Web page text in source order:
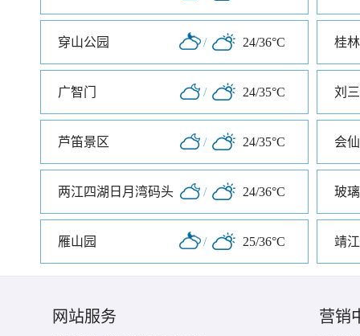
穿山公园 / 24/36°C 桂
广智门 / 24/35°C 刘
芦笛景区 / 24/35°C 会
两江四湖日月湾码头 / 24/36°C 玻
雁山园 / 25/36°C 靖
网站服务 营销